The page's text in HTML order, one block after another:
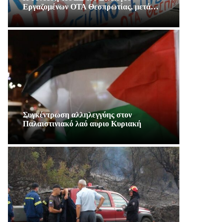
Εργαζομένων ΟΤΑ Θεσπρωτίας, μετά…
Συγκέντρωση αλληλεγγύης στον
Παλαιστινιακό λαό αυριο Κυριακή